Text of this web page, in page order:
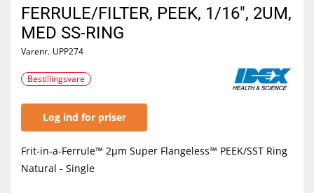
FERRULE/FILTER, PEEK, 1/16", 2UM,
MED SS-RING
Varenr. UPP274
Bestillingsvare
Log ind for priser
Frit-in-a-Ferrule™ 2µm Super Flangeless™ PEEK/SST Ring
Natural - Single